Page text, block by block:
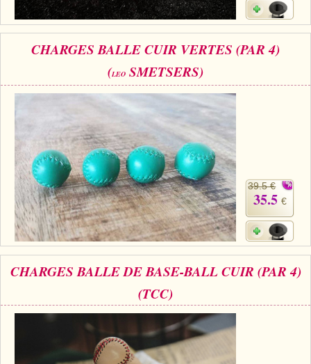
CHARGES BALLE CUIR VERTES (PAR 4)
(LEO SMETSERS)
39.5 €
35.5 €
CHARGES BALLE DE BASE-BALL CUIR (PAR 4)
(TCC)